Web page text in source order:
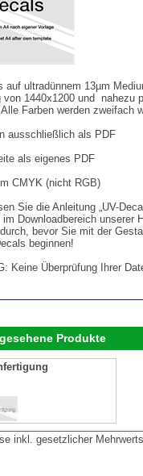
auf ultradünnem 13µm
von 1440x1200 und nahezu
Farben werden zweifach
ausschließlich als PDF
als eigenes PDF
CMYK (nicht RGB)
Sie die Anleitung „UV-
im Downloadbereich unserer
bevor Sie mit der
beginnen!
Keine Überprüfung Ihrer
Produkte
inkl. gesetzlicher